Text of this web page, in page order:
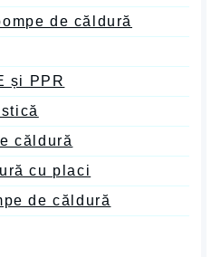
de căldură
și PPR
căldură
cu placi
de căldură